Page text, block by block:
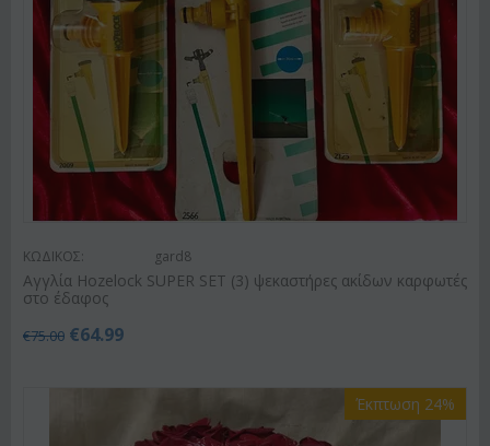
ΚΩΔΙΚΟΣ: gard8
Αγγλία Hozelock SUPER SET (3) ψεκαστήρες ακίδων καρφωτές
στο έδαφος
€75.00 €64.99
Έκπτωση 24%